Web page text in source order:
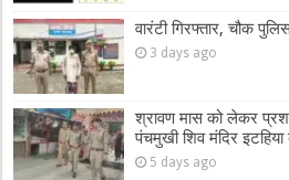
वारंटी गिरफ्तार, चौक
3 days ago
श्रावण मास को लेकर
पंचमुखी शिव मंदिर इटहिया
5 days ago